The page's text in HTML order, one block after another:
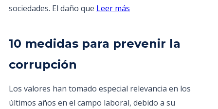
sociedades. El daño que Leer más
10 medidas para prevenir la
corrupción
Los valores han tomado especial relevancia en los
últimos años en el campo laboral, debido a su